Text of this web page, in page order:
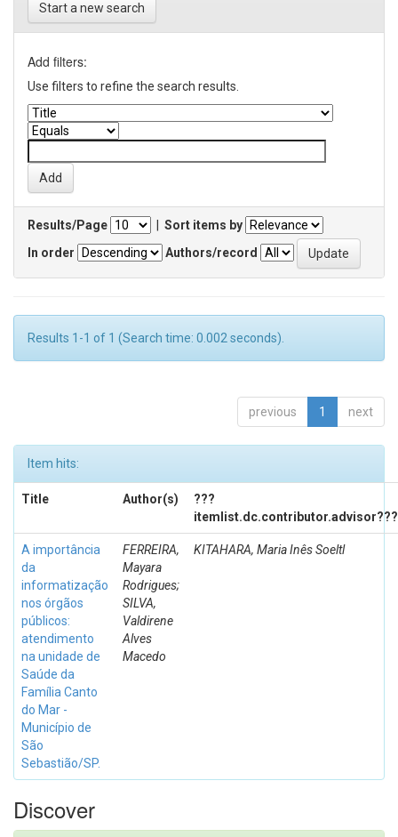
Start a new search
Add filters:
Use filters to refine the search results.
Results/Page
Sort items by
In order
Authors/record
Results 1-1 of 1 (Search time: 0.002 seconds).
previous 1 next
Item hits:
Title Author(s)
???
itemlist.dc.contributor.advisor???
A importância
da
informatização
nos órgãos
públicos:
atendimento
na unidade de
Saúde da
Família Canto
do Mar -
Município de
São
Sebastião/SP.
FERREIRA,
Mayara
Rodrigues;
SILVA,
Valdirene
Alves
Macedo
KITAHARA, Maria Inês Soeltl
Discover